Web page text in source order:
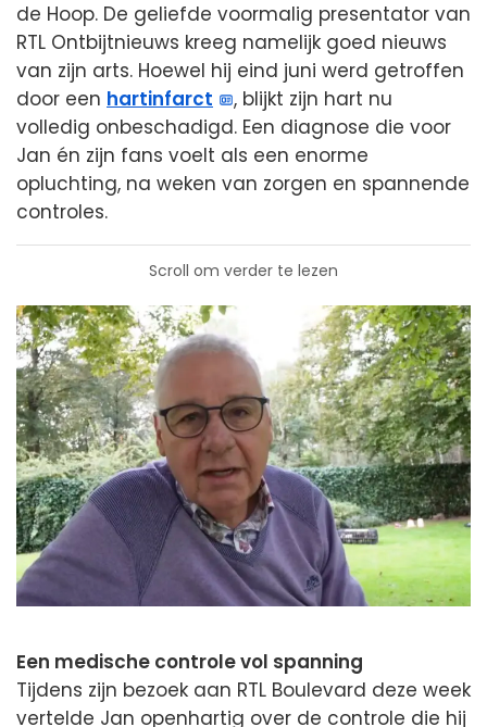
de Hoop. De geliefde voormalig presentator van
RTL Ontbijtnieuws kreeg namelijk goed nieuws
van zijn arts. Hoewel hij eind juni werd getroffen
door een hartinfarct
, blijkt zijn hart nu
volledig onbeschadigd. Een diagnose die voor
Jan én zijn fans voelt als een enorme
opluchting, na weken van zorgen en spannende
controles.
Scroll om verder te lezen
Een medische controle vol spanning
Tijdens zijn bezoek aan RTL Boulevard deze week
vertelde Jan openhartig over de controle die hij